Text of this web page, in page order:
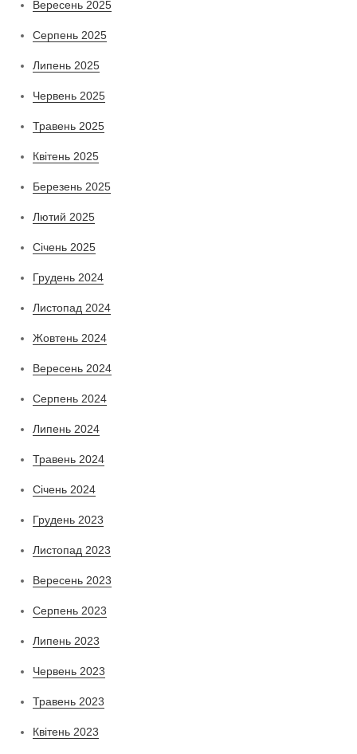
Вересень 2025
Серпень 2025
Липень 2025
Червень 2025
Травень 2025
Квітень 2025
Березень 2025
Лютий 2025
Січень 2025
Грудень 2024
Листопад 2024
Жовтень 2024
Вересень 2024
Серпень 2024
Липень 2024
Травень 2024
Січень 2024
Грудень 2023
Листопад 2023
Вересень 2023
Серпень 2023
Липень 2023
Червень 2023
Травень 2023
Квітень 2023